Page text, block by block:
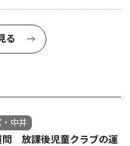
る
中井
問 放課後児童クラブの運